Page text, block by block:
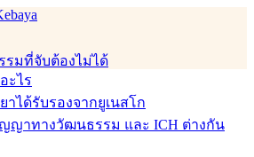
มที่จับต้องไม่ได้
ะไร
าได้รับรองจากยูเนสโก
ญาทางวัฒนธรรม และ ICH ต่างกัน